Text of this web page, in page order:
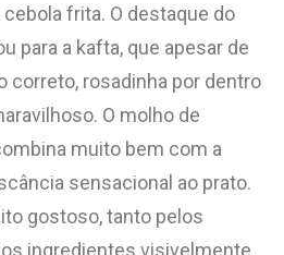
frita. O destaque do
para a kafta, que apesar de
correto, rosadinha por dentro
O molho de
muito bem com a
sensacional ao prato.
gostoso, tanto pelos
ingredientes visivelmente